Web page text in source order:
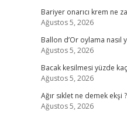
Bariyer onarıcı krem ne
Ağustos 5, 2026
Ballon d’Or oylama nasıl
Ağustos 5, 2026
Bacak kesilmesi yüzde
Ağustos 5, 2026
Ağır sıklet ne demek ekşi ?
Ağustos 5, 2026